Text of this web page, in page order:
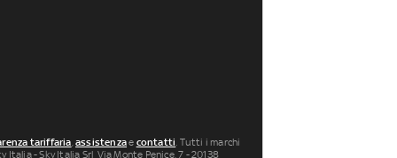
tariffaria,assistenzae contatti. Tutti i marchi
- Sky Italia Srl Via Monte Penice, 7 - 20138